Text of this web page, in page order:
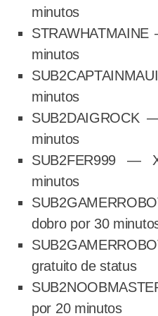
minutos
minutos
minutos
SUB2DAIGROCK
minutos
SUB2FER999 —
minutos
dobro por 30
gratuito de status
por 20 minutos